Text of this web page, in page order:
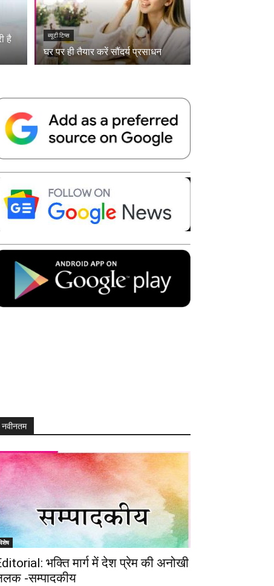
है
ब्यूटी टिप्स
घर पर ही तैयार करें सौंदर्य प्रसाधन
नवीनतम
भक्ति मार्ग में देश प्रेम की अनोखी
-सम्पादकीय